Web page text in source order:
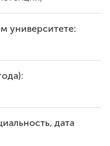
университете:
дата